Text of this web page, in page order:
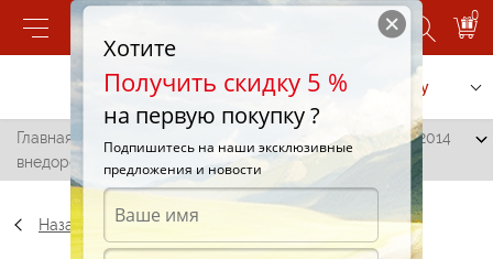
0
Позвонить Заказать услугу
Главная /
Брызговики задние Novline BRILLIANCE V5, 2014
внедорожник 2 шт.
Назад
Хотите
Получить скидку 5 %
на первую покупку ?
Подпишитесь на наши эксклюзивные
предложения и новости